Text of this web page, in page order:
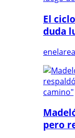
El
duda
enelarea
pero